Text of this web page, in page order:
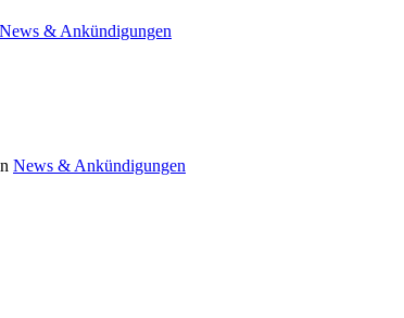
News & Ankündigungen
News & Ankündigungen